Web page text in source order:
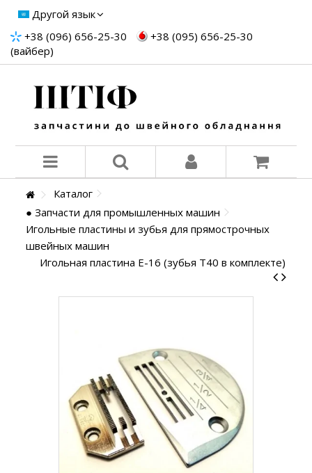
Другой язык
+38 (096) 656-25-30
+38 (095) 656-25-30
(вайбер)
Каталог
● Запчасти для промышленных машин
Игольные пластины и зубья для прямострочных
швейных машин
Игольная пластина E-16 (зубья T40 в комплекте)